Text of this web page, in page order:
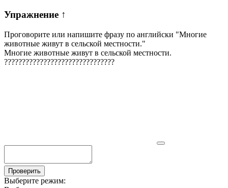
Упражнение ↑
Проговорите или напишите фразу по английски "Многие
животные живут в сельской местности."
Многие животные живут в сельской местности.
???????????????????????????????
Проверить
Выберите режим: